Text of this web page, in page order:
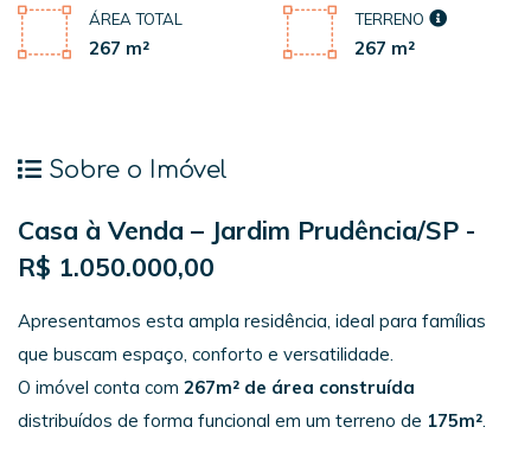
ÁREA TOTAL
267 m²
TERRENO
267 m²
Sobre o Imóvel
Casa à Venda – Jardim Prudência/SP -
R$ 1.050.000,00
Apresentamos esta ampla residência, ideal para famílias
que buscam espaço, conforto e versatilidade.
O imóvel conta com 267m² de área construída
distribuídos de forma funcional em um terreno de 175m².